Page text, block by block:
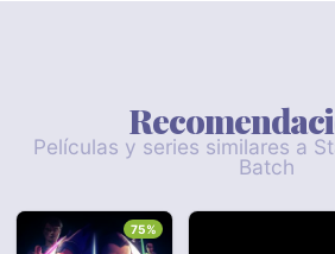
Películas y series similares a
Batch
75%